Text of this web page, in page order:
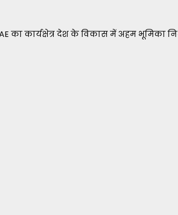
का कार्यक्षेत्र देश के विकास में अहम भूमिका